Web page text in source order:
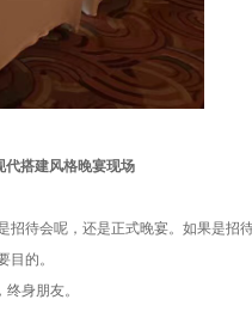
代搭建风格晚宴现场
待会呢，还是正式晚宴。如果是
的。
身朋友。